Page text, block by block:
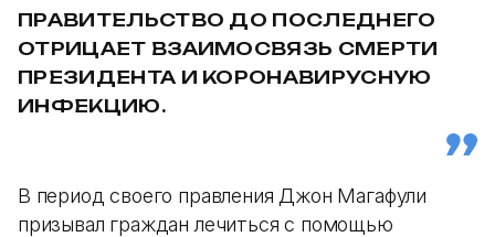
ПРАВИТЕЛЬСТВО ДО ПОСЛЕДНЕГО
ОТРИЦАЕТ ВЗАИМОСВЯЗЬ СМЕРТИ
ПРЕЗИДЕНТА И КОРОНАВИРУСНУЮ
ИНФЕКЦИЮ.
В период своего правления Джон Магафули
призывал граждан лечиться с помощью